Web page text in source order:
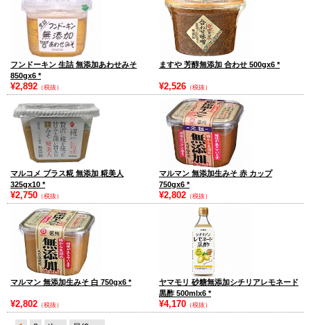
フンドーキン 生詰 無添加あわせみそ
850gx6 *
¥2,892 （税抜）
ますや 芳醇無添加 合わせ 500gx6 *
¥2,526 （税抜）
マルコメ プラス糀 無添加 糀美人
325gx10 *
¥2,750 （税抜）
マルマン 無添加生みそ 赤 カップ
750gx6 *
¥2,802 （税抜）
マルマン 無添加生みそ 白 750gx6 *
¥2,802 （税抜）
ヤマモリ 砂糖無添加シチリアレモネード
黒酢 500mlx6 *
¥4,170 （税抜）